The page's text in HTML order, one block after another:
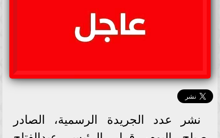
نشر عدد الجريدة الرسمية، الصادر